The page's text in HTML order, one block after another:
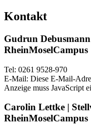
Kontakt
Gudrun
RheinMoselCampus
Tel: 0261 9528-970
E-Mail: Diese E-Mail-
Anzeige muss JavaScript
Carolin Lettke |
RheinMoselCampus